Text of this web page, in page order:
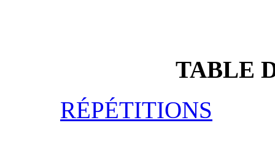
TABLE
RÉPÉTITIONS